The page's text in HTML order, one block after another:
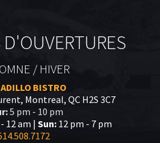
D'OUVERTURES
/ HIVER
BISTRO
Montreal, QC H2S 3C7
5 pm - 10 pm
12 am | Sun: 12 pm - 7 pm